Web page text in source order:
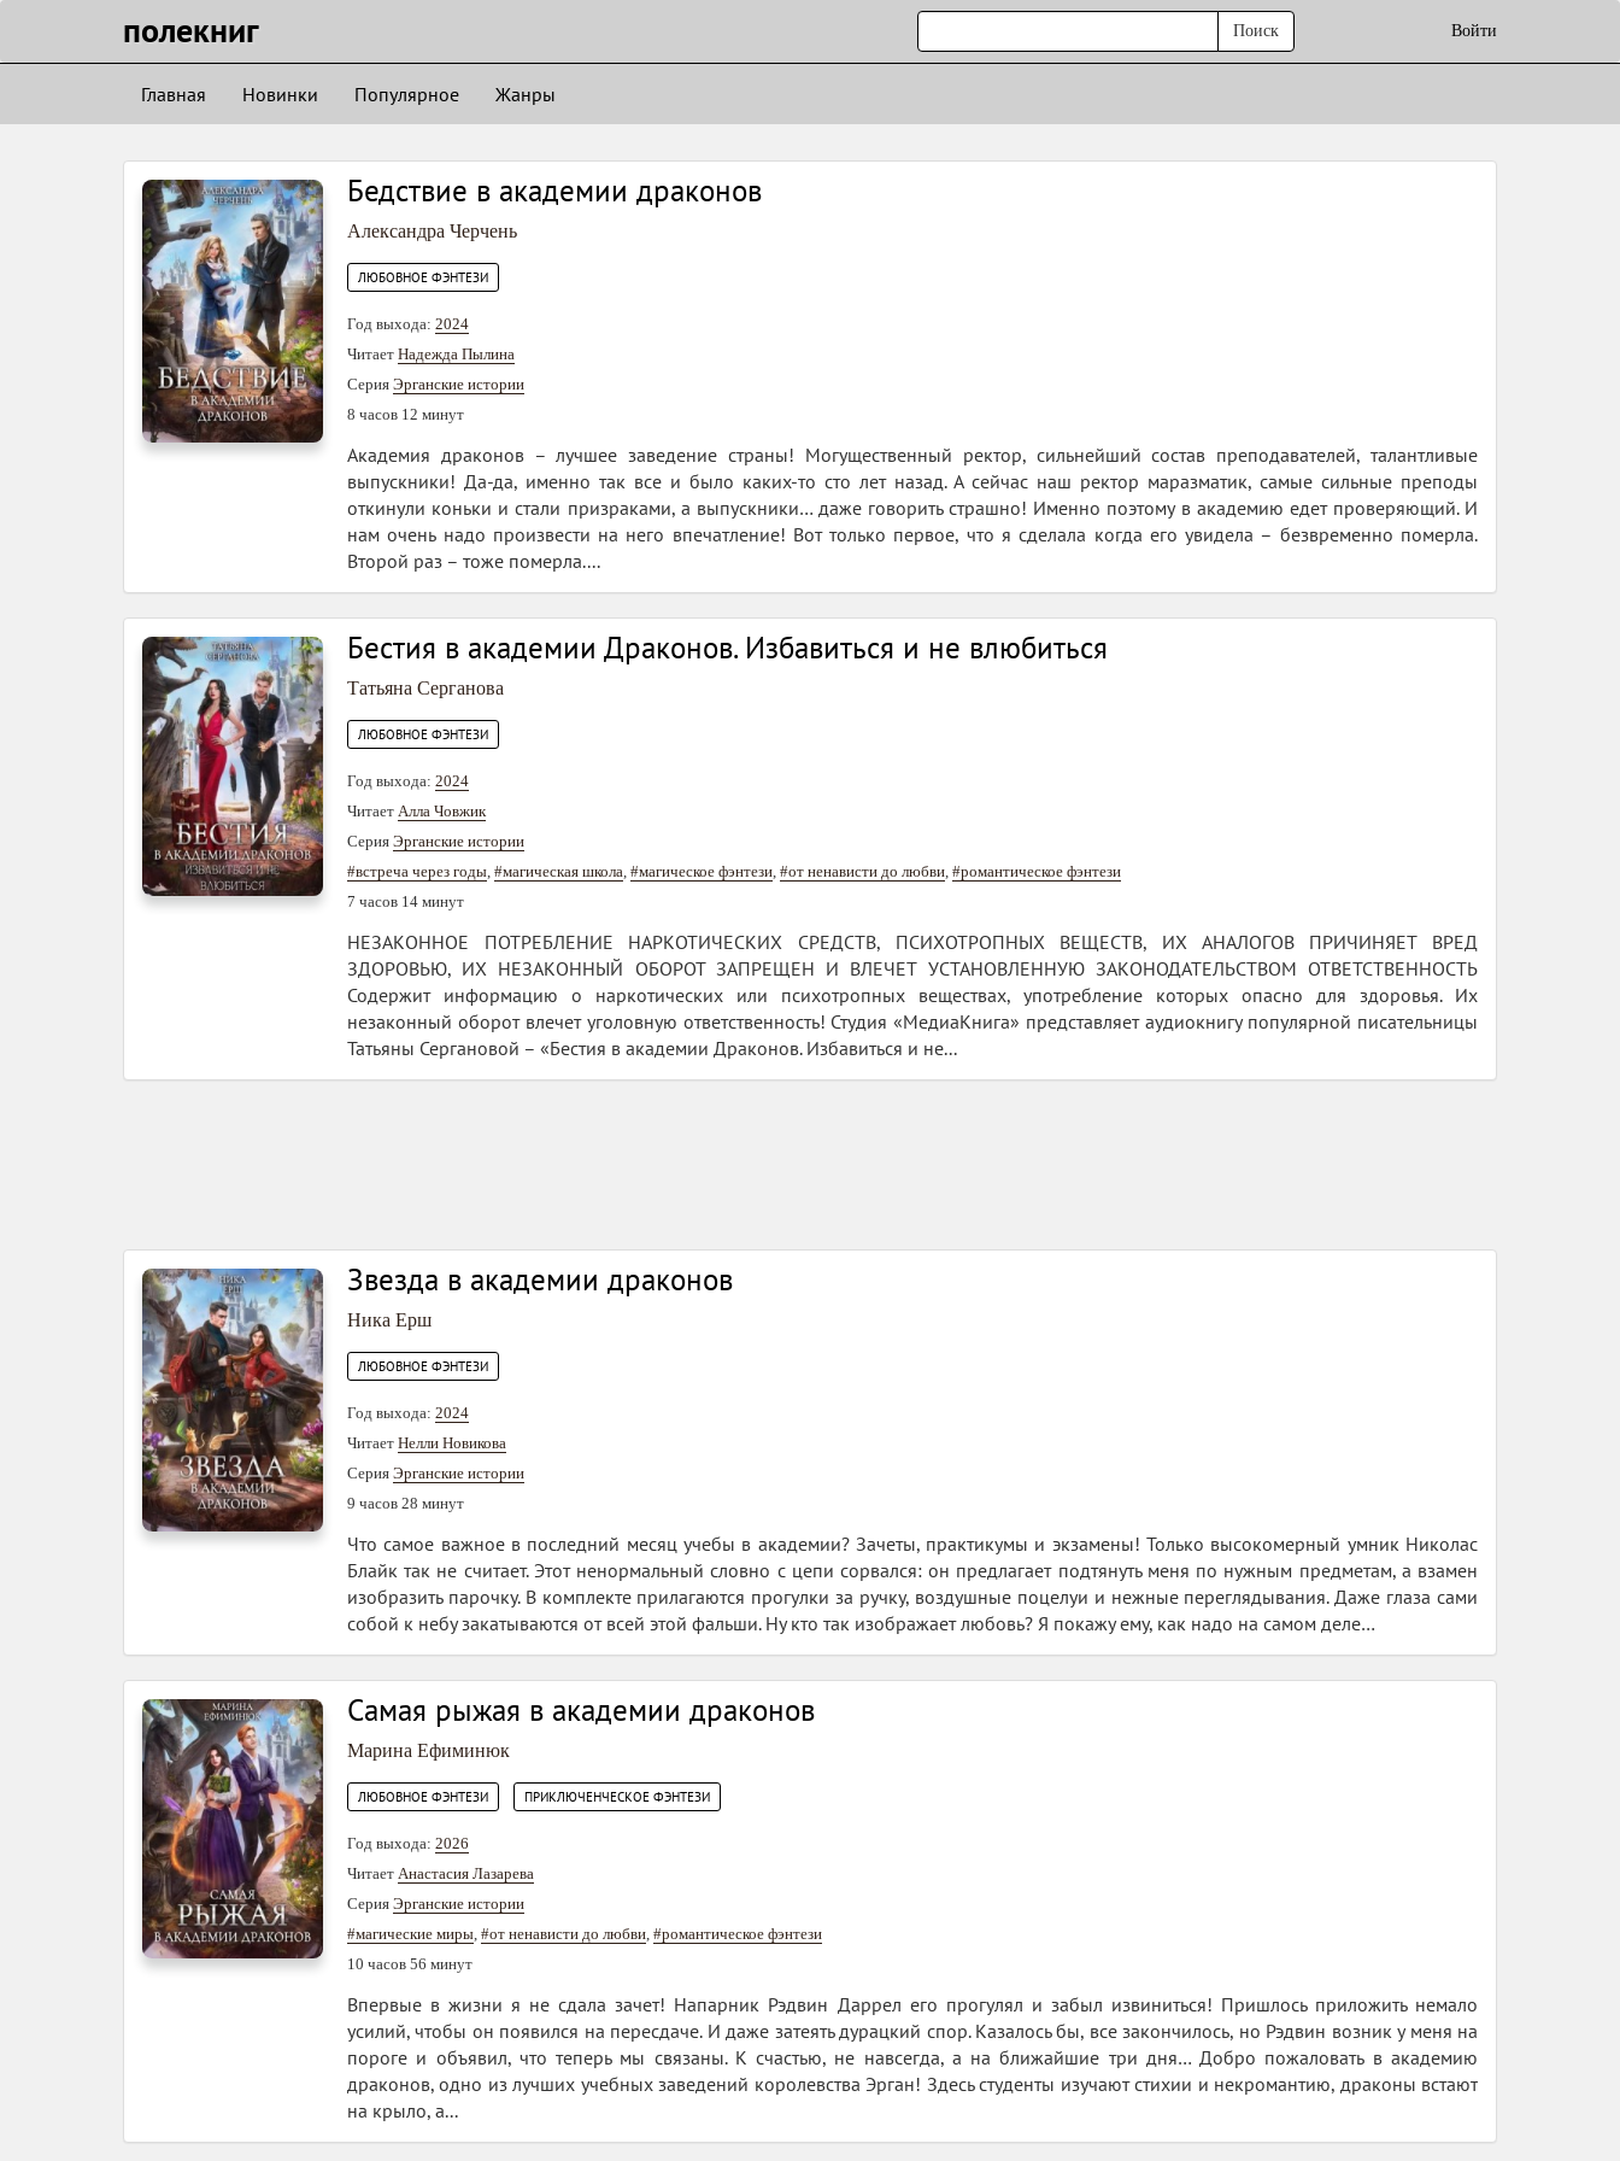
полекниг Войти
Поиск
Главная Новинки Популярное Жанры
Бедствие в академии драконов
Александра Черчень
ЛЮБОВНОЕ ФЭНТЕЗИ
Год выхода: 2024
Читает Надежда Пылина
Серия Эрганские истории
8 часов 12 минут
Академия драконов – лучшее заведение страны! Могущественный ректор, сильнейший состав преподавателей, талантливые
выпускники! Да-да, именно так все и было каких-то сто лет назад. А сейчас наш ректор маразматик, самые сильные преподы
откинули коньки и стали призраками, а выпускники… даже говорить страшно! Именно поэтому в академию едет проверяющий. И
нам очень надо произвести на него впечатление! Вот только первое, что я сделала когда его увидела – безвременно померла.
Второй раз – тоже померла....
Бестия в академии Драконов. Избавиться и не влюбиться
Татьяна Серганова
ЛЮБОВНОЕ ФЭНТЕЗИ
Год выхода: 2024
Читает Алла Човжик
Серия Эрганские истории
#встреча через годы, #магическая школа, #магическое фэнтези, #от ненависти до любви, #романтическое фэнтези
7 часов 14 минут
НЕЗАКОННОЕ ПОТРЕБЛЕНИЕ НАРКОТИЧЕСКИХ СРЕДСТВ, ПСИХОТРОПНЫХ ВЕЩЕСТВ, ИХ АНАЛОГОВ ПРИЧИНЯЕТ ВРЕД
ЗДОРОВЬЮ, ИХ НЕЗАКОННЫЙ ОБОРОТ ЗАПРЕЩЕН И ВЛЕЧЕТ УСТАНОВЛЕННУЮ ЗАКОНОДАТЕЛЬСТВОМ ОТВЕТСТВЕННОСТЬ
Содержит информацию о наркотических или психотропных веществах, употребление которых опасно для здоровья. Их
незаконный оборот влечет уголовную ответственность! Студия «МедиаКнига» представляет аудиокнигу популярной писательницы
Татьяны Сергановой – «Бестия в академии Драконов. Избавиться и не...
Звезда в академии драконов
Ника Ерш
ЛЮБОВНОЕ ФЭНТЕЗИ
Год выхода: 2024
Читает Нелли Новикова
Серия Эрганские истории
9 часов 28 минут
Что самое важное в последний месяц учебы в академии? Зачеты, практикумы и экзамены! Только высокомерный умник Николас
Блайк так не считает. Этот ненормальный словно с цепи сорвался: он предлагает подтянуть меня по нужным предметам, а взамен
изобразить парочку. В комплекте прилагаются прогулки за ручку, воздушные поцелуи и нежные переглядывания. Даже глаза сами
собой к небу закатываются от всей этой фальши. Ну кто так изображает любовь? Я покажу ему, как надо на самом деле…
Самая рыжая в академии драконов
Марина Ефиминюк
ЛЮБОВНОЕ ФЭНТЕЗИ ПРИКЛЮЧЕНЧЕСКОЕ ФЭНТЕЗИ
Год выхода: 2026
Читает Анастасия Лазарева
Серия Эрганские истории
#магические миры, #от ненависти до любви, #романтическое фэнтези
10 часов 56 минут
Впервые в жизни я не сдала зачет! Напарник Рэдвин Даррел его прогулял и забыл извиниться! Пришлось приложить немало
усилий, чтобы он появился на пересдаче. И даже затеять дурацкий спор. Казалось бы, все закончилось, но Рэдвин возник у меня на
пороге и объявил, что теперь мы связаны. К счастью, не навсегда, а на ближайшие три дня… Добро пожаловать в академию
драконов, одно из лучших учебных заведений королевства Эрган! Здесь студенты изучают стихии и некромантию, драконы встают
на крыло, а...